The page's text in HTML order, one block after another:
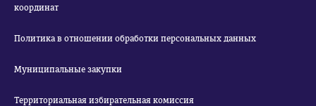
координат
Политика в отношении обработки персональных данных
Муниципальные закупки
Территориальная избирательная комиссия